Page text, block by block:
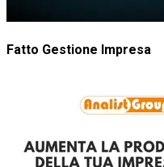
Fatto Gestione Impresa